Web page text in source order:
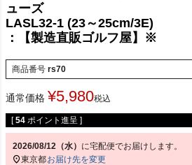
ューズ
LASL32-1 (23～25cm/3E)
：【製造直販ゴルフ屋】※
商品番号 rs70
通常価格 ¥5,980税込
[ 54 ポイント進呈 ]
2026/08/12（水） に宅配便でお届けします。
東京都お届け先を変更